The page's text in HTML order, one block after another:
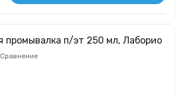
промывалка п/эт 250 мл, Лаборио
Сравнение